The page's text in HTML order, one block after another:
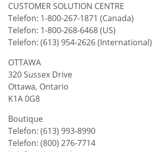
CUSTOMER SOLUTION CENTRE
Telefon: 1-800-267-1871 (Canada)
Telefon: 1-800-268-6468 (US)
Telefon: (613) 954-2626 (International)
OTTAWA
320 Sussex Drive
Ottawa, Ontario
K1A 0G8
Boutique
Telefon: (613) 993-8990
Telefon: (800) 276-7714